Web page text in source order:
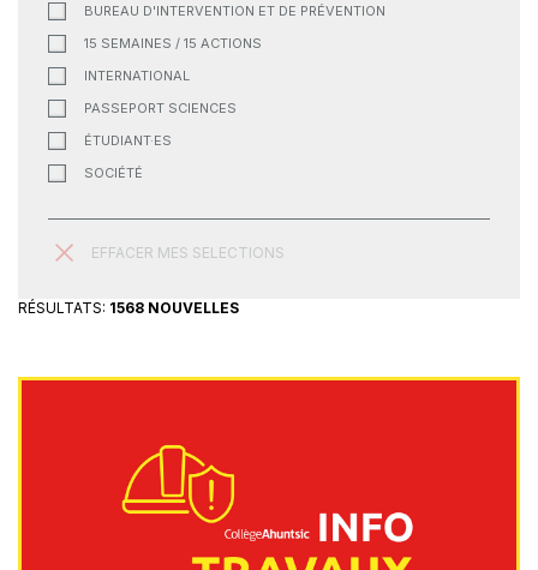
BUREAU D'INTERVENTION ET DE PRÉVENTION
15 SEMAINES / 15 ACTIONS
INTERNATIONAL
PASSEPORT SCIENCES
ÉTUDIANT·ES
SOCIÉTÉ
EFFACER MES SELECTIONS
RÉSULTATS: 1568 NOUVELLES